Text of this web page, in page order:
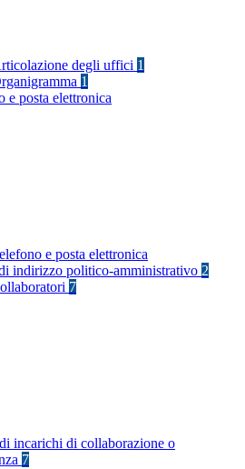
degli uffici 1
1
e posta elettronica
e posta elettronica
indirizzo politico-amministrativo 2
7
incarichi di collaborazione o
7